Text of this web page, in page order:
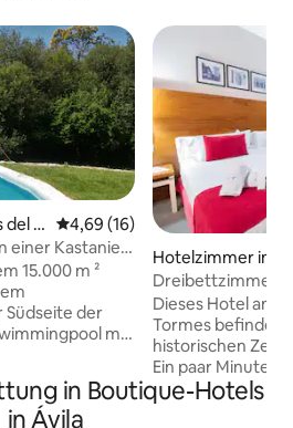
del V
Durchschnittliche Bewertung:
4,69 (16)
einer Kastanie
15.000 m ²
Südseite der
mit
Tennis,
privater
zum
Hotelzimmer in
Dreibettzimmer
Dieses Hotel am
Tormes befindet
historischen
Ein paar Minuten
Stadtzentrum
der römischen
in Boutique-Hotels
in Ávila